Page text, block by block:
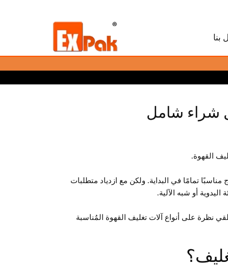
بنا
شراء شامل
القهوة.
تمامًا في البداية. ولكن مع ازدياد متطلبات
أو شبه الآلية.
نظرة على أنواع آلات تغليف القهوة المُناسبة